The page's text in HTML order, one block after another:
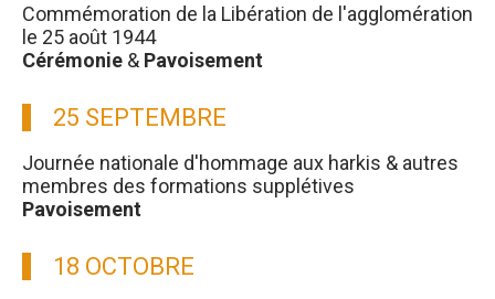
Commémoration de la Libération de l'agglomération
le 25 août 1944
Cérémonie & Pavoisement
25 SEPTEMBRE
Journée nationale d'hommage aux harkis & autres
membres des formations supplétives
Pavoisement
18 OCTOBRE